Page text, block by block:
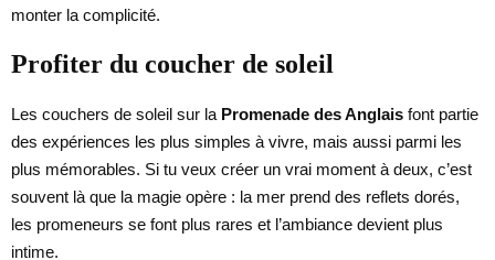
monter la complicité.
Profiter du coucher de soleil
Les couchers de soleil sur la Promenade des Anglais font partie
des expériences les plus simples à vivre, mais aussi parmi les
plus mémorables. Si tu veux créer un vrai moment à deux, c’est
souvent là que la magie opère : la mer prend des reflets dorés,
les promeneurs se font plus rares et l’ambiance devient plus
intime.